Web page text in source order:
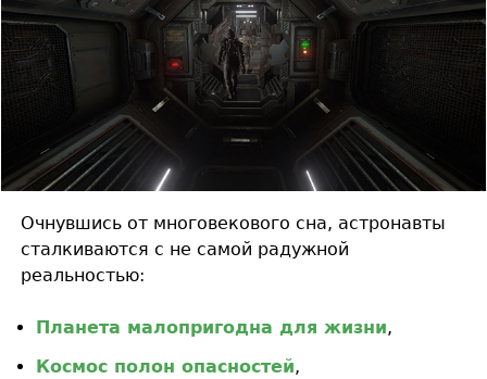
Очнувшись от многовекового сна, астронавты
сталкиваются с не самой радужной
реальностью:
Планета малопригодна для жизни,
Космос полон опасностей,